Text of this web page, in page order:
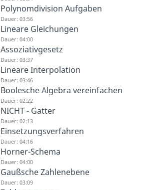
Polynomdivision Aufgaben
Dauer: 03:56
Lineare Gleichungen
Dauer: 04:00
Assoziativgesetz
Dauer: 03:37
Lineare Interpolation
Dauer: 03:46
Boolesche Algebra vereinfachen
Dauer: 02:22
NICHT - Gatter
Dauer: 02:13
Einsetzungsverfahren
Dauer: 04:16
Horner-Schema
Dauer: 04:00
Gaußsche Zahlenebene
Dauer: 03:09